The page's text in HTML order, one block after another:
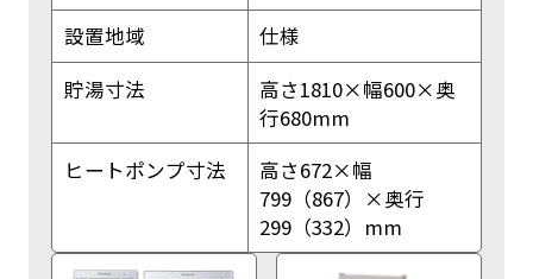
設置地域
仕様
貯湯寸法
高さ1810×幅600×奥
行680mm
ヒートポンプ寸法
高さ672×幅
799（867）×奥行
299（332）mm